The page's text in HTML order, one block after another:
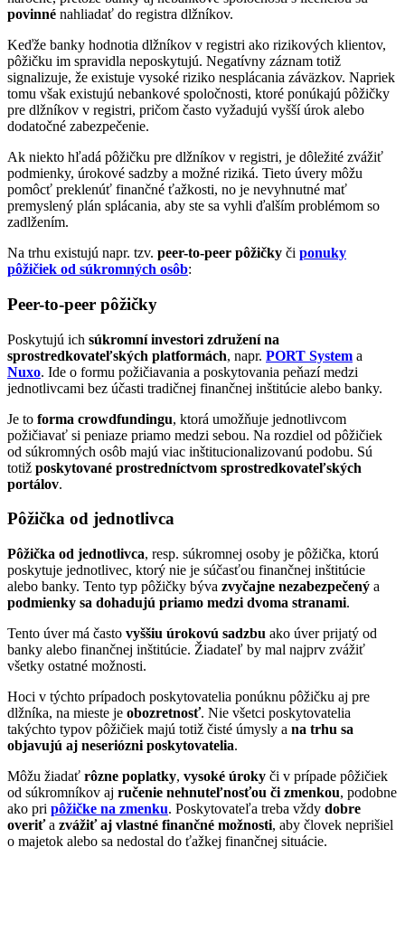
povinné nahliadať do registra dlžníkov.
Keďže banky hodnotia dlžníkov v registri ako rizikových klientov,
pôžičku im spravidla neposkytujú. Negatívny záznam totiž
signalizuje, že existuje vysoké riziko nesplácania záväzkov. Napriek
tomu však existujú nebankové spoločnosti, ktoré ponúkajú pôžičky
pre dlžníkov v registri, pričom často vyžadujú vyšší úrok alebo
dodatočné zabezpečenie.
Ak niekto hľadá pôžičku pre dlžníkov v registri, je dôležité zvážiť
podmienky, úrokové sadzby a možné riziká. Tieto úvery môžu
pomôcť preklenúť finančné ťažkosti, no je nevyhnutné mať
premyslený plán splácania, aby ste sa vyhli ďalším problémom so
zadlžením.
Na trhu existujú napr. tzv. peer-to-peer pôžičky či ponuky
pôžičiek od súkromných osôb:
Peer-to-peer pôžičky
Poskytujú ich súkromní investori združení na
sprostredkovateľských platformách, napr. PORT System a
Nuxo. Ide o formu požičiavania a poskytovania peňazí medzi
jednotlivcami bez účasti tradičnej finančnej inštitúcie alebo banky.
Je to forma crowdfundingu, ktorá umožňuje jednotlivcom
požičiavať si peniaze priamo medzi sebou. Na rozdiel od pôžičiek
od súkromných osôb majú viac inštitucionalizovanú podobu. Sú
totiž poskytované prostredníctvom sprostredkovateľských
portálov.
Pôžička od jednotlivca
Pôžička od jednotlivca, resp. súkromnej osoby je pôžička, ktorú
poskytuje jednotlivec, ktorý nie je súčasťou finančnej inštitúcie
alebo banky. Tento typ pôžičky býva zvyčajne nezabezpečený a
podmienky sa dohadujú priamo medzi dvoma stranami.
Tento úver má často vyššiu úrokovú sadzbu ako úver prijatý od
banky alebo finančnej inštitúcie. Žiadateľ by mal najprv zvážiť
všetky ostatné možnosti.
Hoci v týchto prípadoch poskytovatelia ponúknu pôžičku aj pre
dlžníka, na mieste je obozretnosť. Nie všetci poskytovatelia
takýchto typov pôžičiek majú totiž čisté úmysly a na trhu sa
objavujú aj neseriózni poskytovatelia.
Môžu žiadať rôzne poplatky, vysoké úroky či v prípade pôžičiek
od súkromníkov aj ručenie nehnuteľnosťou či zmenkou, podobne
ako pri pôžičke na zmenku. Poskytovateľa treba vždy dobre
overiťa zvážiť aj vlastné finančné možnosti, aby človek neprišiel
o majetok alebo sa nedostal do ťažkej finančnej situácie.